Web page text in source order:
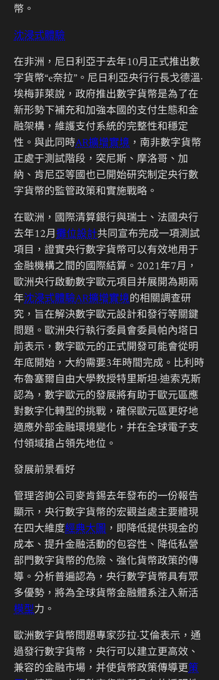
幣。
沈浸式體驗
在非洲，尼日利亞于去年10月正式推出數
字貨幣“e奈拉”。尼日利亞央行行長戈德溫·
埃梅菲萊說，政府推出數字貨幣是為了在
新形勢下補充和加強本國的支付生態和金
融架構，維護支付系統的完整性和穩定
性。與此同時AR擴增實境 ，南非數字貨幣
正處于測試階段，突尼斯、摩洛哥、加
納、肯尼亞等國也已開始研究制定央行數
字貨幣的監管政策和實施戰略。
在歐洲，國際清算銀行與瑞士、法國央行
去年12月攤位設計共同宣布完成一項測試
項目，證實央行數字貨幣可以有效地用于
金融機構之間的國際結算。2021年7月，
歐洲央行啟動數字歐元項目并展開為期兩
年沈浸式體驗AR擴增實境的相關調查研
究，旨在解決數字歐元設計和發行等關鍵
問題。歐洲央行執行委員會委員帕內塔日
前表示，數字歐元的正式開發可能會從明
年底開始，大約需要3年時間完成。比利時
布魯塞爾自由大學教授特里斯坦·迪索克斯
認為，數字歐元的發展將有助于歐元區應
對數字化轉型的挑戰，確保歐元區更好地
適應外部金融環境變化，并在全球電子支
付領域搶占領先地位。
發展前景看好
管理咨詢公司麥肯錫去年發布的一份報告
顯示，央行數字貨幣的宏觀益處主要體現
在四大維度經典大圖 ，即降低提供現金的
成本、提升金融活動的包容性、降低私營
部門數字貨幣的危險、強化貨幣政策的傳
導。分析普遍認為，央行數字貨幣具有眾
多優勢，將為全球貨幣金融體系注入新活
模型力。
歐洲數字貨幣問題專家莎拉·艾倫表示，通
過發行數字貨幣，央行可以建立更高效、
兼容的金融市場，并使貨幣政策傳導更策